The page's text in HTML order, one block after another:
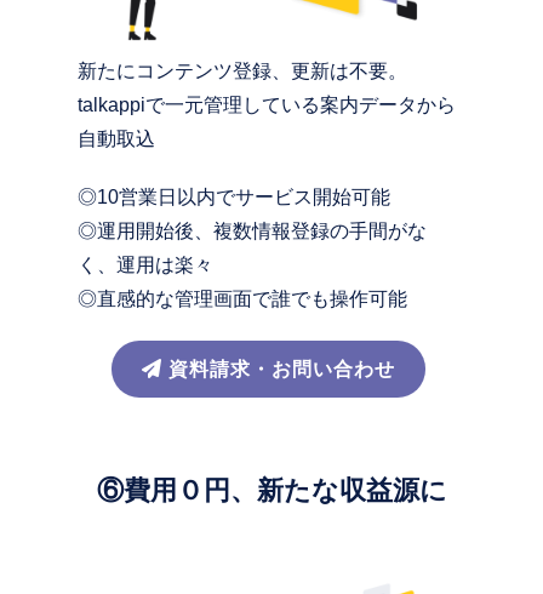
新たにコンテンツ登録、更新は不要。
talkappiで一元管理している案内データから
自動取込
◎10営業日以内でサービス開始可能
◎運用開始後、複数情報登録の手間がな
く、運用は楽々
◎直感的な管理画面で誰でも操作可能
資料請求・お問い合わせ
⑥費用０円、新たな収益源に